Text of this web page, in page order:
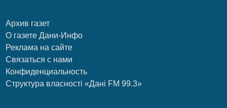
Архив газет
О газете Дани-Инфо
Реклама на сайте
Связаться с нами
Конфиденциальность
Структура власності «Дані FM 99.3»